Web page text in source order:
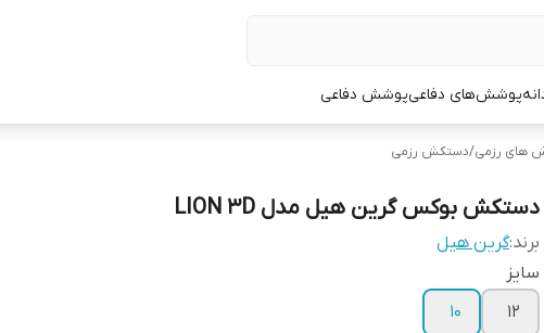
پوشش‌های دفاعیپوشش دفاعی
های رزمی/دستکش رزمی
دستکش بوکس گرین هیل مدل LION 3D
برند:گرین هیل
سایز
12
10